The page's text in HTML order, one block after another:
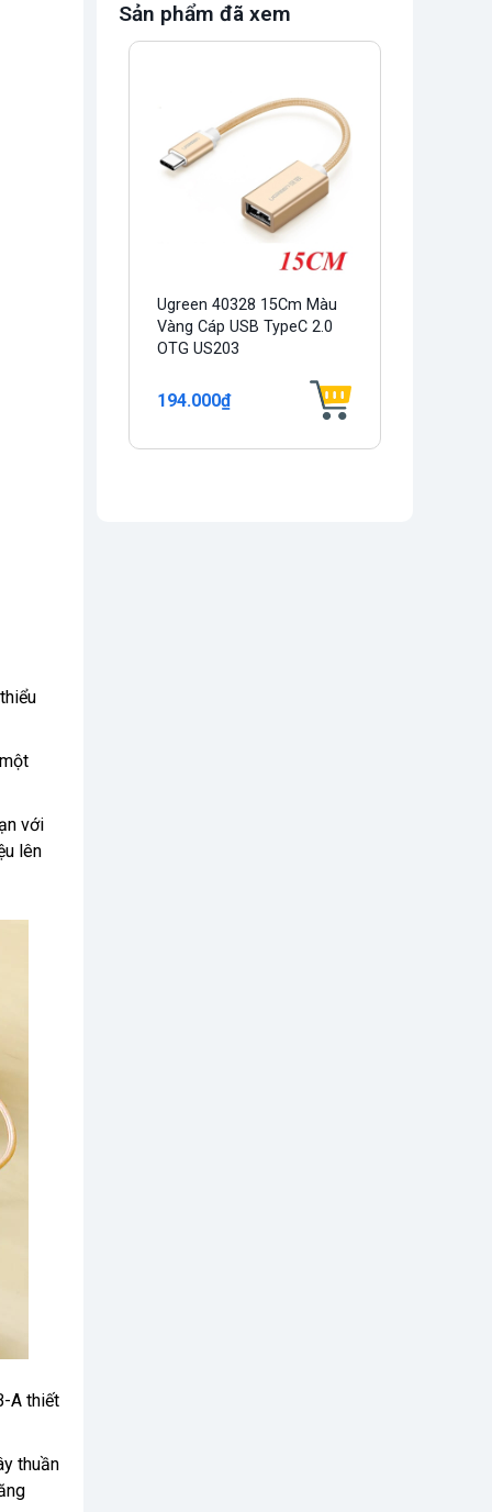
với
lên
A thiết
thuần
Sản phẩm đã xem
Ugreen 40328 15Cm Màu
Vàng Cáp USB TypeC 2.0
OTG US203
194.000₫